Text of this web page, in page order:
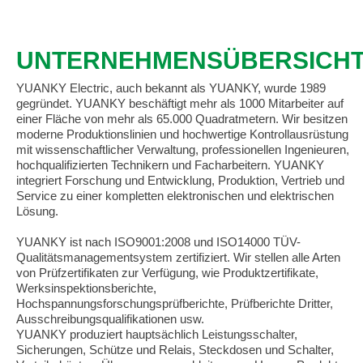
YUANKY Electric, auch bekannt als YUANKY, wurde 1989
gegründet. YUANKY beschäftigt mehr als 1000 Mitarbeiter auf
einer Fläche von mehr als 65.000 Quadratmetern. Wir besitzen
moderne Produktionslinien und hochwertige Kontrollausrüstung
mit wissenschaftlicher Verwaltung, professionellen Ingenieuren,
hochqualifizierten Technikern und Facharbeitern. YUANKY
integriert Forschung und Entwicklung, Produktion, Vertrieb und
Service zu einer kompletten elektronischen und elektrischen
Lösung.
YUANKY ist nach ISO9001:2008 und ISO14000 TÜV-
Qualitätsmanagementsystem zertifiziert. Wir stellen alle Arten
von Prüfzertifikaten zur Verfügung, wie Produktzertifikate,
Werksinspektionsberichte,
Hochspannungsforschungsprüfberichte, Prüfberichte Dritter,
Ausschreibungsqualifikationen usw.
YUANKY produziert hauptsächlich Leistungsschalter,
Sicherungen, Schütze und Relais, Steckdosen und Schalter,